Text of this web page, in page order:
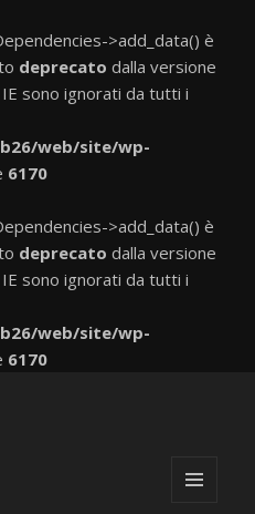
>add_data() è
deprecato dalla versione
sono ignorati da tutti i
web/site/wp-
6170
>add_data() è
deprecato dalla versione
sono ignorati da tutti i
web/site/wp-
6170